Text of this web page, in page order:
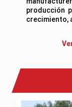
producción
crecimiento,